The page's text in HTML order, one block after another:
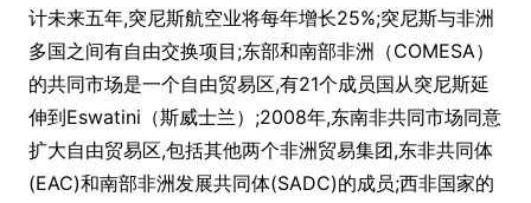
计未来五年,突尼斯航空业将每年增长25%;突尼斯与非洲
多国之间有自由交换项目;东部和南部非洲（COMESA）
的共同市场是一个自由贸易区,有21个成员国从突尼斯延
伸到Eswatini（斯威士兰）;2008年,东南非共同市场同意
扩大自由贸易区,包括其他两个非洲贸易集团,东非共同体
(EAC)和南部非洲发展共同体(SADC)的成员;西非国家的